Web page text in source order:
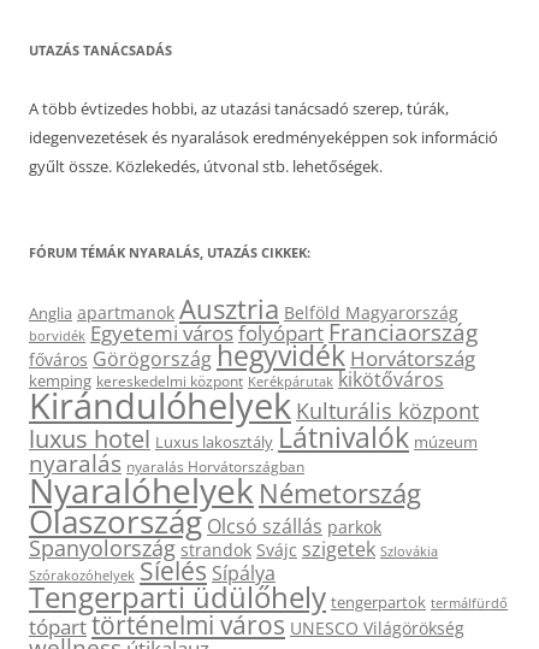
UTAZÁS TANÁCSADÁS
A több évtizedes hobbi, az utazási tanácsadó szerep, túrák,
idegenvezetések és nyaralások eredményeképpen sok információ
gyűlt össze. Közlekedés, útvonal stb. lehetőségek.
FÓRUM TÉMÁK NYARALÁS, UTAZÁS CIKKEK:
Anglia apartmanok Ausztria Belföld Magyarország
borvidék Egyetemi városfolyópartFranciaország
főváros Görögországhegyvidék Horvátország
kemping kereskedelmi központ Kerékpárutak kikötőváros
Kirándulóhelyek Kulturális központ
luxus hotel Luxus lakosztály Látnivalók múzeum
nyaralás nyaralás Horvátországban
Nyaralóhelyek Németország
Olaszország Olcsó szállás parkok
Spanyolország strandok Svájc szigetek Szlovákia
Szórakozóhelyek Síelés Sípálya
Tengerparti üdülőhely tengerpartok termálfürdő
tóparttörténelmi város UNESCO Világörökség